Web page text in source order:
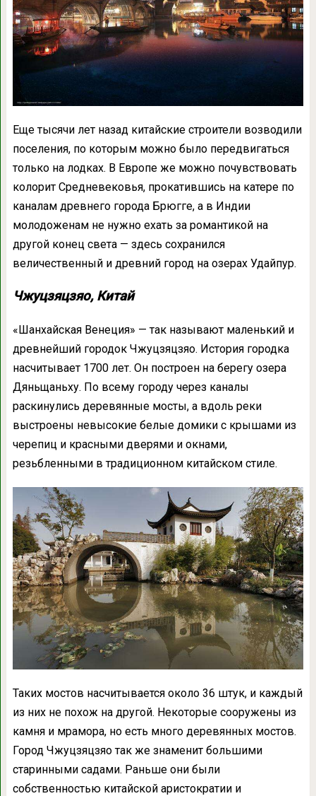
Еще тысячи лет назад китайские строители возводили
поселения, по которым можно было передвигаться
только на лодках. В Европе же можно почувствовать
колорит Средневековья, прокатившись на катере по
каналам древнего города Брюгге, а в Индии
молодоженам не нужно ехать за романтикой на
другой конец света — здесь сохранился
величественный и древний город на озерах Удайпур.
Чжуцзяцзяо, Китай
«Шанхайская Венеция» — так называют маленький и
древнейший городок Чжуцзяцзяо. История городка
насчитывает 1700 лет. Он построен на берегу озера
Дяньщаньху. По всему городу через каналы
раскинулись деревянные мосты, а вдоль реки
выстроены невысокие белые домики с крышами из
черепиц и красными дверями и окнами,
резьбленными в традиционном китайском стиле.
Таких мостов насчитывается около 36 штук, и каждый
из них не похож на другой. Некоторые сооружены из
камня и мрамора, но есть много деревянных мостов.
Город Чжуцзяцзяо так же знаменит большими
старинными садами. Раньше они были
собственностью китайской аристократии и